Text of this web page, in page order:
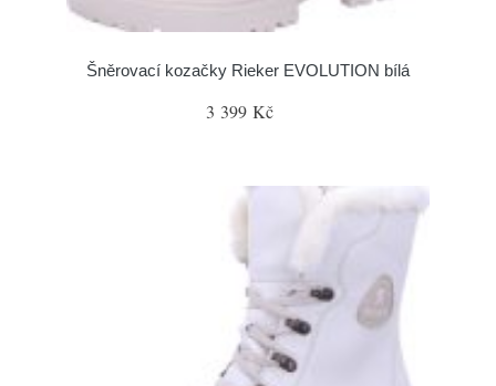
Šněrovací kozačky Rieker EVOLUTION bílá
3 399 Kč